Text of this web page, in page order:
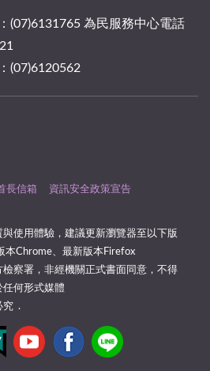
(07)6131765 為民服務中心電話
(07)6120562
長信箱 資訊安全政策宣告
使用體驗，建議更新瀏覽器至以下版
本Chrome、最新版本Firefox
察署，非經機關正式書面同意，不得
何形式媒體
究 .